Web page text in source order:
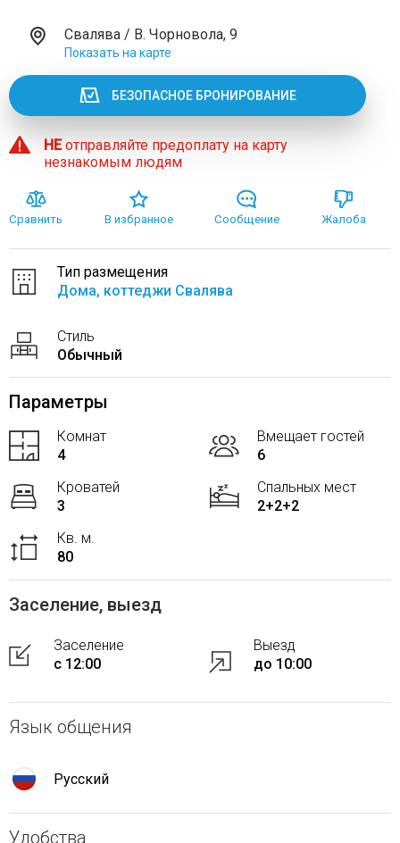
Свалява / В. Чорновола, 9
Показать на карте
БЕЗОПАСНОЕ БРОНИРОВАНИЕ
НЕотправляйте предоплату на карту
незнакомым людям
Сравнить В избранное Сообщение Жалоба
Тип размещения
Дома, коттеджи Свалява
Стиль
Обычный
Параметры
Комнат
4
Вмещает гостей
6
Кроватей
3
Спальных мест
2+2+2
Кв. м.
80
Заселение, выезд
Заселение
с 12:00
Выезд
до 10:00
Язык общения
Русский
Удобства